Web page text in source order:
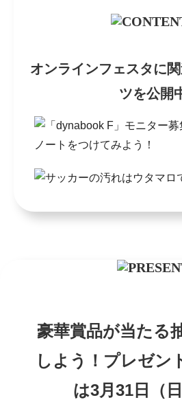
オンラインフェスタに
ツを公開
豪華賞品が当たる
しよう！ プレゼン
は3月31日（